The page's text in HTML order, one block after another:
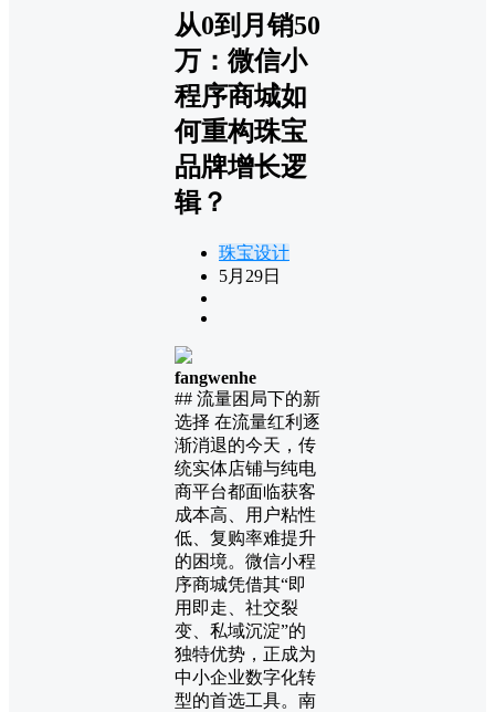
从0到月销50
万：微信小
程序商城如
何重构珠宝
品牌增长逻
辑？
珠宝设计
5月29日
fangwenhe
## 流量困局下的新
选择 在流量红利逐
渐消退的今天，传
统实体店铺与纯电
商平台都面临获客
成本高、用户粘性
低、复购率难提升
的困境。微信小程
序商城凭借其“即
用即走、社交裂
变、私域沉淀”的
独特优势，正成为
中小企业数字化转
型的首选工具。南